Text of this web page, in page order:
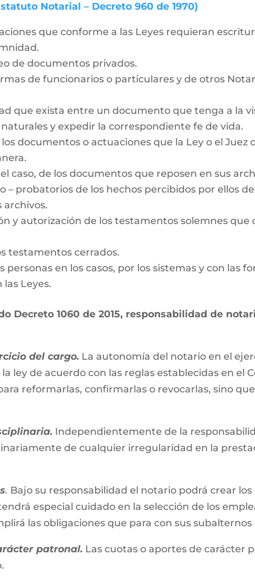
Notarial – Decreto 960 de 1970)
que conforme a las Leyes requieran
de documentos privados.
de funcionarios o particulares y de otros
que exista entre un documento que tenga a la
y expedir la correspondiente fe de vida.
documentos o actuaciones que la Ley o el Juez
caso, de los documentos que reposen en sus
probatorios de los hechos percibidos por ellos
archivos.
y autorización de los testamentos solemnes que
testamentos cerrados.
en los casos, por los sistemas y con las
Leyes.
Decreto 1060 de 2015, responsabilidad de
del cargo. La autonomía del notario en el
ley de acuerdo con las reglas establecidas en el
reformarlas, confirmarlas o revocarlas, sino
Independientemente de la
de cualquier irregularidad en la
. Bajo su responsabilidad el notario podrá crear
especial cuidado en la selección de los
las obligaciones que para con sus subalternos
patronal. Las cuotas o aportes de carácter